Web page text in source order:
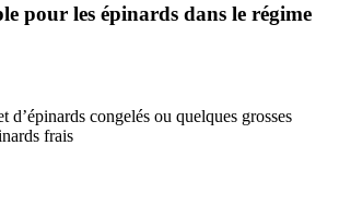
pour les épinards dans le régime
d’épinards congelés ou quelques grosses
frais